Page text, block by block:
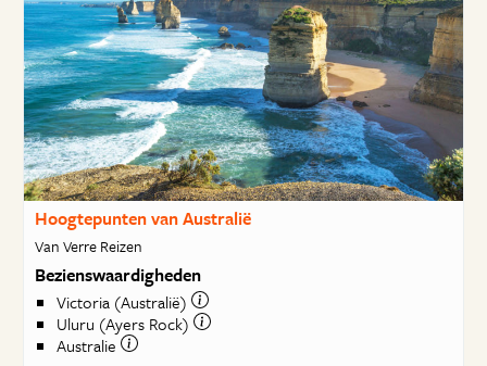
Hoogtepunten van Australië
Van Verre Reizen
Bezienswaardigheden
Victoria (Australië)
Uluru (Ayers Rock)
Australie